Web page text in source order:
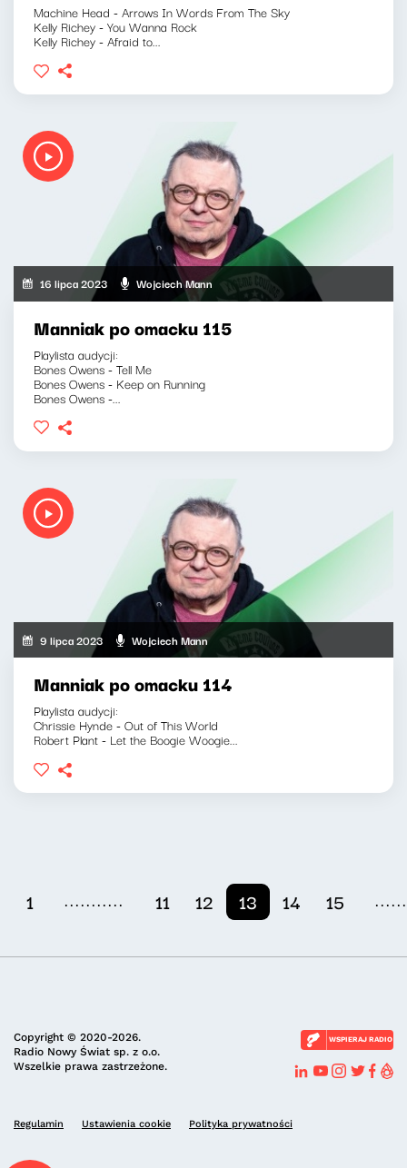
Machine Head - Arrows In Words From The Sky
Kelly Richey - You Wanna Rock
Kelly Richey - Afraid to...
16 lipca 2023 Wojciech Mann
Manniak po omacku 115
Playlista audycji:
Bones Owens - Tell Me
Bones Owens - Keep on Running
Bones Owens -...
9 lipca 2023 Wojciech Mann
Manniak po omacku 114
Playlista audycji:
Chrissie Hynde - Out of This World
Robert Plant - Let the Boogie Woogie...
1 ........... 11 12 13 14 15
Copyright © 2020-2026.
Radio Nowy Świat sp. z o.o.
Wszelkie prawa zastrzeżone.
WSPIERAJ RADIO
Regulamin Ustawienia cookie Polityka prywatności